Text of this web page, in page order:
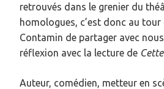
retrouvés dans le grenier du
homologues, c’est donc au tour
Contamin de partager avec
réflexion avec la lecture de
Auteur, comédien, metteur en